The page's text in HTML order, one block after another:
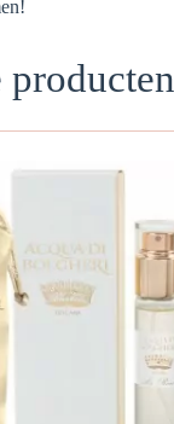
producten